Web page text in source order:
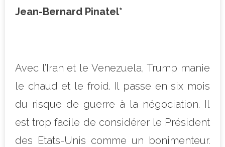
Jean-Bernard Pinatel*
Avec l’Iran et le Venezuela, Trump manie
le chaud et le froid. Il passe en six mois
du risque de guerre à la négociation. Il
est trop facile de considérer le Président
des Etats-Unis comme un bonimenteur.